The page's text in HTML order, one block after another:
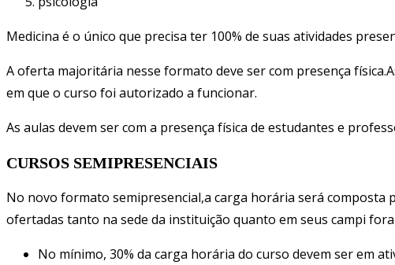
Medicina é o único que precisa ter 100% de suas atividades
A oferta majoritária nesse formato deve ser com presença
em que o curso foi autorizado a funcionar.
As aulas devem ser com a presença física de estudantes e
CURSOS SEMIPRESENCIAIS
No novo formato semipresencial,a carga horária será composta
ofertadas tanto na sede da instituição quanto em seus campi fora
No mínimo, 30% da carga horária do curso devem ser em